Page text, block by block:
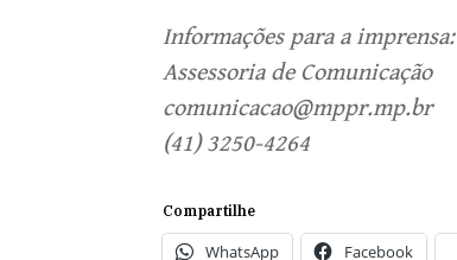
Informações para a imprensa:
Assessoria de Comunicação
comunicacao@mppr.mp.br
(41) 3250-4264
Compartilhe
WhatsApp Facebook